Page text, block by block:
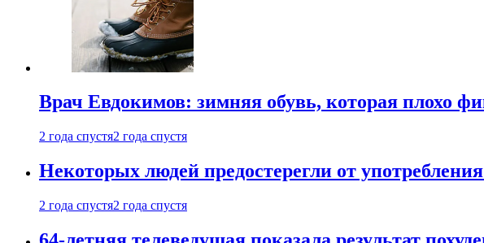
Врач Евдокимов: зимняя обувь, которая плохо
2 года спустя2 года спустя
Некоторых людей предостерегли от
2 года спустя2 года спустя